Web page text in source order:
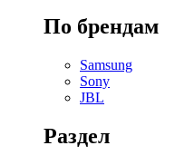
По брендам
Samsung
Sony
JBL
Раздел